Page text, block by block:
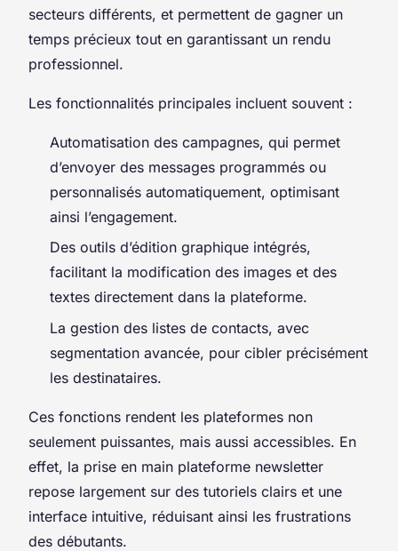
secteurs différents, et permettent de gagner un
temps précieux tout en garantissant un rendu
professionnel.
Les fonctionnalités principales incluent souvent :
Automatisation des campagnes, qui permet
d’envoyer des messages programmés ou
personnalisés automatiquement, optimisant
ainsi l’engagement.
Des outils d’édition graphique intégrés,
facilitant la modification des images et des
textes directement dans la plateforme.
La gestion des listes de contacts, avec
segmentation avancée, pour cibler précisément
les destinataires.
Ces fonctions rendent les plateformes non
seulement puissantes, mais aussi accessibles. En
effet, la prise en main plateforme newsletter
repose largement sur des tutoriels clairs et une
interface intuitive, réduisant ainsi les frustrations
des débutants.